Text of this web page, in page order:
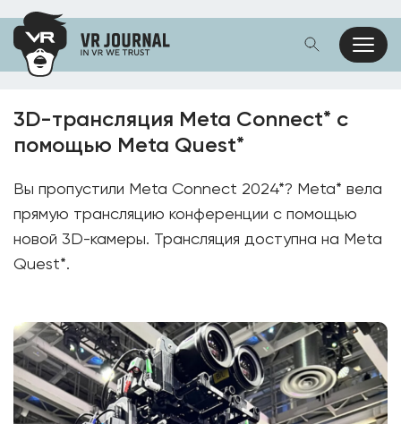
3D-трансляция Meta Connect* с
помощью Meta Quest*
Вы пропустили Meta Connect 2024*? Meta* вела
прямую трансляцию конференции с помощью
новой 3D-камеры. Трансляция доступна на Meta
Quest*.